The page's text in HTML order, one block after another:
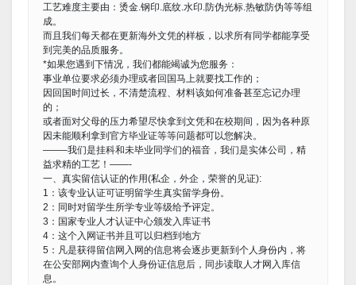
工艺难度主要由：烫金.钢印.底纹.水印.防伪光标.热敏防伪等等组
成。
而且我们每天都在更新海外文凭的样板，以求所有同学都能享受
到完美的品质服务。
*如果您遇到下情况，我们都能竭诚为您服务：
事业单位要求必须办理或者回国马上就要找工作的；
因回国时间过长，不清楚流程、材料该如何准备甚至忘记办理
的；
或者面对父母的压力希望尽快拿到文凭和在校期间，因为各种原
因未能顺利拿到官方毕业证等等问题都可以您解决。
——–我们是挂科和未毕业同学们的福音，我们是实体公司，精
益求精的工艺！——-
一、真实留信认证的作用(私企，外企，荣誉的见证):
1：该专业认证可证明留学生真实留学身份。
2：同时对留学生所学专业等级给予评定。
3：国家专业人才认证中心颁发入库证书
4：这个入网证书并且可以归档到地方
5：凡是获得留信网入网的信息将会逐步更新到个人身份内，将
在公安部网内查询个人身份证信息后，同步读取人才网入库信
息。